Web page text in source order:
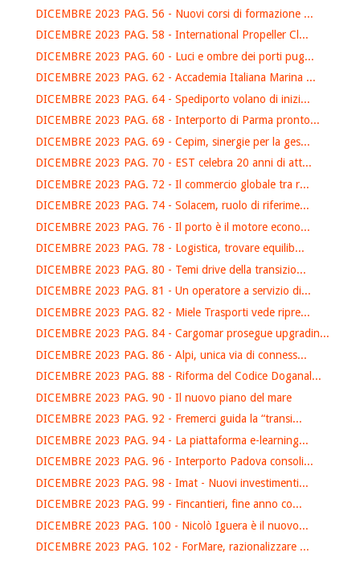
DICEMBRE 2023 PAG. 56 - Nuovi corsi di formazione ...
DICEMBRE 2023 PAG. 58 - International Propeller Cl...
DICEMBRE 2023 PAG. 60 - Luci e ombre dei porti pug...
DICEMBRE 2023 PAG. 62 - Accademia Italiana Marina ...
DICEMBRE 2023 PAG. 64 - Spediporto volano di inizi...
DICEMBRE 2023 PAG. 68 - Interporto di Parma pronto...
DICEMBRE 2023 PAG. 69 - Cepim, sinergie per la ges...
DICEMBRE 2023 PAG. 70 - EST celebra 20 anni di att...
DICEMBRE 2023 PAG. 72 - Il commercio globale tra r...
DICEMBRE 2023 PAG. 74 - Solacem, ruolo di riferime...
DICEMBRE 2023 PAG. 76 - Il porto è il motore econo...
DICEMBRE 2023 PAG. 78 - Logistica, trovare equilib...
DICEMBRE 2023 PAG. 80 - Temi drive della transizio...
DICEMBRE 2023 PAG. 81 - Un operatore a servizio di...
DICEMBRE 2023 PAG. 82 - Miele Trasporti vede ripre...
DICEMBRE 2023 PAG. 84 - Cargomar prosegue upgradin...
DICEMBRE 2023 PAG. 86 - Alpi, unica via di conness...
DICEMBRE 2023 PAG. 88 - Riforma del Codice Doganal...
DICEMBRE 2023 PAG. 90 - Il nuovo piano del mare
DICEMBRE 2023 PAG. 92 - Fremerci guida la “transi...
DICEMBRE 2023 PAG. 94 - La piattaforma e-learning...
DICEMBRE 2023 PAG. 96 - Interporto Padova consoli...
DICEMBRE 2023 PAG. 98 - Imat - Nuovi investimenti...
DICEMBRE 2023 PAG. 99 - Fincantieri, fine anno co...
DICEMBRE 2023 PAG. 100 - Nicolò Iguera è il nuovo...
DICEMBRE 2023 PAG. 102 - ForMare, razionalizzare ...